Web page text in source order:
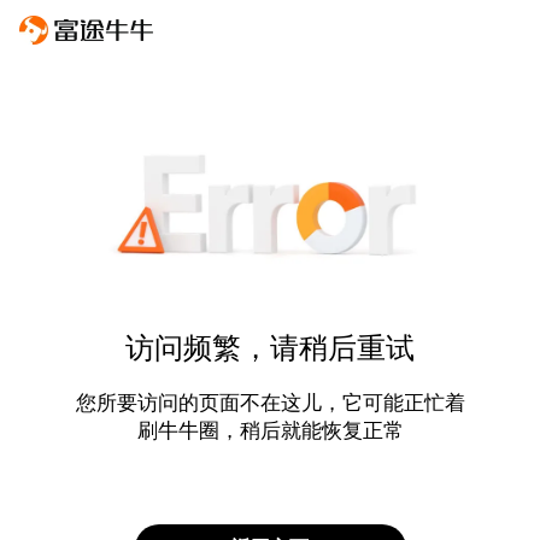
访问频繁，请稍后重试
您所要访问的页面不在这儿，它可能正忙着
刷牛牛圈，稍后就能恢复正常